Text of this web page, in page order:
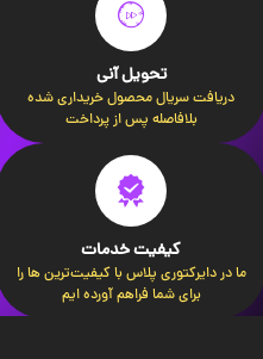
تحویل آنی
دریافت سریال محصول خریداری شده
بلافاصله پس از پرداخت
کیفیت خدمات
ما در دایرکتوری پلاس با کیفیت‌ترین ها را
برای شما فراهم آورده ایم